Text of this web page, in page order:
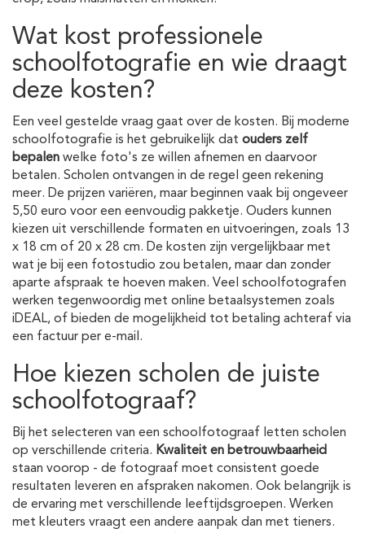
Wat kost professionele
schoolfotografie en wie draagt
deze kosten?
Een veel gestelde vraag gaat over de kosten. Bij moderne
schoolfotografie is het gebruikelijk dat ouders zelf
bepalen welke foto's ze willen afnemen en daarvoor
betalen. Scholen ontvangen in de regel geen rekening
meer. De prijzen variëren, maar beginnen vaak bij ongeveer
5,50 euro voor een eenvoudig pakketje. Ouders kunnen
kiezen uit verschillende formaten en uitvoeringen, zoals 13
x 18 cm of 20 x 28 cm. De kosten zijn vergelijkbaar met
wat je bij een fotostudio zou betalen, maar dan zonder
aparte afspraak te hoeven maken. Veel schoolfotografen
werken tegenwoordig met online betaalsystemen zoals
iDEAL, of bieden de mogelijkheid tot betaling achteraf via
een factuur per e-mail.
Hoe kiezen scholen de juiste
schoolfotograaf?
Bij het selecteren van een schoolfotograaf letten scholen
op verschillende criteria. Kwaliteit en betrouwbaarheid
staan voorop - de fotograaf moet consistent goede
resultaten leveren en afspraken nakomen. Ook belangrijk is
de ervaring met verschillende leeftijdsgroepen. Werken
met kleuters vraagt een andere aanpak dan met tieners.